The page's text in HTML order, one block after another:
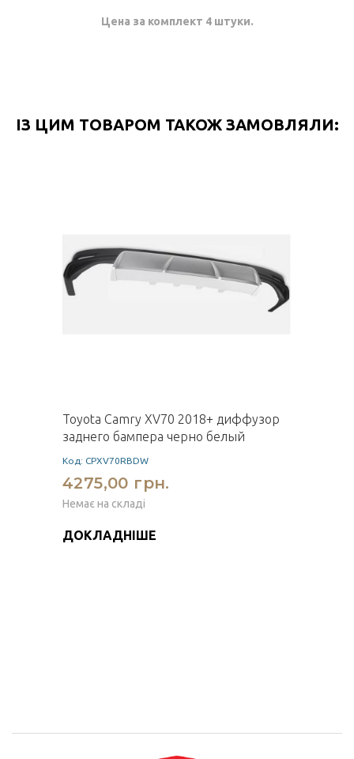
Цена за комплект 4 штуки.
ІЗ ЦИМ ТОВАРОМ ТАКОЖ ЗАМОВЛЯЛИ:
Toyota Camry XV70 2018+ диффузор
заднего бампера черно белый
Код: CPXV70RBDW
4275,00 грн.
Немає на складі
ДОКЛАДНІШЕ